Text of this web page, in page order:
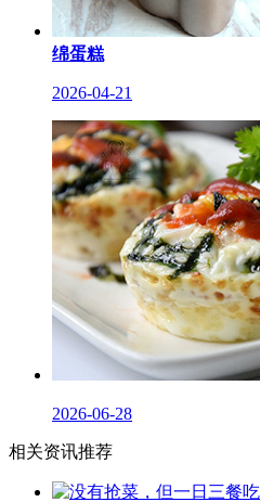
绵蛋糕
2026-04-21
2026-06-28
相关资讯推荐